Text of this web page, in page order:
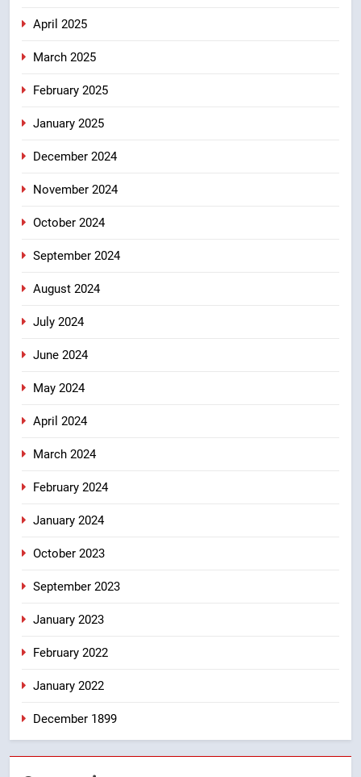
April 2025
March 2025
February 2025
January 2025
December 2024
November 2024
October 2024
September 2024
August 2024
July 2024
June 2024
May 2024
April 2024
March 2024
February 2024
January 2024
October 2023
September 2023
January 2023
February 2022
January 2022
December 1899